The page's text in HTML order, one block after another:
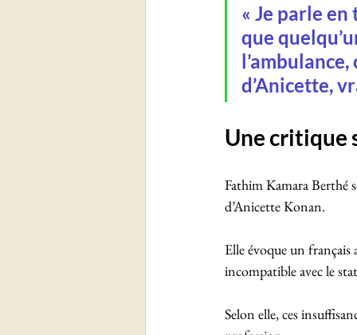
« Je parle
que
d’Anicette,
Une critique
Fathim Kamara Berthé
d’Anicette Konan.
Elle évoque un français
incompatible avec le
Selon elle, ces